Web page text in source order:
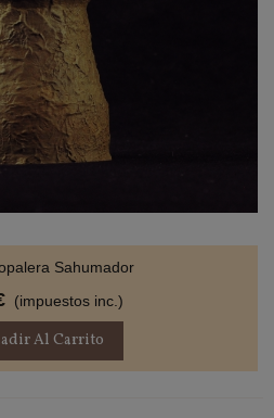
Sahumador
(impuestos inc.)
Al Carrito